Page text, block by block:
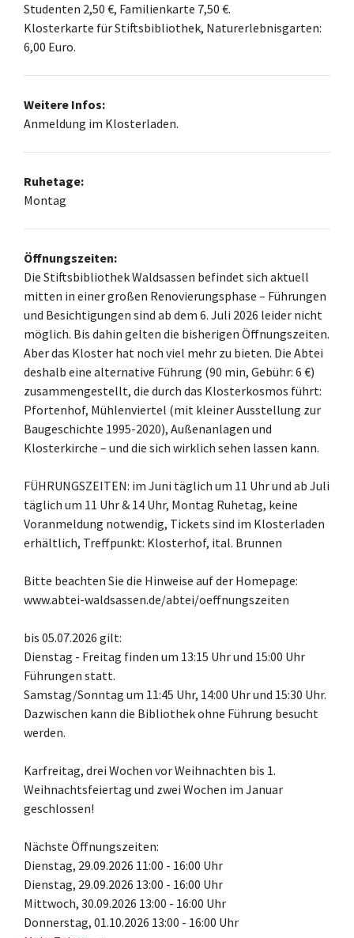
Studenten 2,50 €, Familienkarte 7,50 €.
Klosterkarte für Stiftsbibliothek, Naturerlebnisgarten:
6,00 Euro.
Weitere Infos:
Anmeldung im Klosterladen.
Ruhetage:
Montag
Öffnungszeiten:
Die Stiftsbibliothek Waldsassen befindet sich aktuell
mitten in einer großen Renovierungsphase – Führungen
und Besichtigungen sind ab dem 6. Juli 2026 leider nicht
möglich. Bis dahin gelten die bisherigen Öffnungszeiten.
Aber das Kloster hat noch viel mehr zu bieten. Die Abtei
deshalb eine alternative Führung (90 min, Gebühr: 6 €)
zusammengestellt, die durch das Klosterkosmos führt:
Pfortenhof, Mühlenviertel (mit kleiner Ausstellung zur
Baugeschichte 1995-2020), Außenanlagen und
Klosterkirche – und die sich wirklich sehen lassen kann.
FÜHRUNGSZEITEN: im Juni täglich um 11 Uhr und ab Juli
täglich um 11 Uhr & 14 Uhr, Montag Ruhetag, keine
Voranmeldung notwendig, Tickets sind im Klosterladen
erhältlich, Treffpunkt: Klosterhof, ital. Brunnen
Bitte beachten Sie die Hinweise auf der Homepage:
www.abtei-waldsassen.de/abtei/oeffnungszeiten
bis 05.07.2026 gilt:
Dienstag - Freitag finden um 13:15 Uhr und 15:00 Uhr
Führungen statt.
Samstag/Sonntag um 11:45 Uhr, 14:00 Uhr und 15:30 Uhr.
Dazwischen kann die Bibliothek ohne Führung besucht
werden.
Karfreitag, drei Wochen vor Weihnachten bis 1.
Weihnachtsfeiertag und zwei Wochen im Januar
geschlossen!
Nächste Öffnungszeiten:
Dienstag, 29.09.2026 11:00 - 16:00 Uhr
Dienstag, 29.09.2026 13:00 - 16:00 Uhr
Mittwoch, 30.09.2026 13:00 - 16:00 Uhr
Donnerstag, 01.10.2026 13:00 - 16:00 Uhr